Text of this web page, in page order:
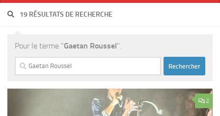
19 RÉSULTATS DE RECHERCHE
Pour le terme "Gaetan Roussel".
Rechercher :
2